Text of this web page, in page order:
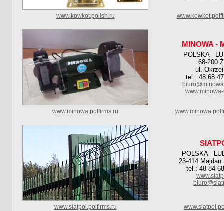
www.kowkot.polish.ru
MINOWA -
POLSKA -
68-200
ul.
tel.: 48 68
www.minowa.polfirms.ru
POLSKA -
23-414 Majdan
tel.: 48 84
www.siatpol.polfirms.ru